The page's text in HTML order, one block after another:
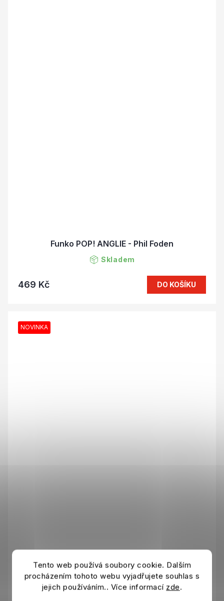
Tento web používá soubory cookie. Dalším
procházením tohoto webu vyjadřujete souhlas s
jejich používáním.. Více informací zde.
Funko POP! ANGLIE - Phil Foden
Skladem
469 Kč DO KOŠÍKU
NOVINKA
Funko POP! ANGLIE - Jordan Pickford